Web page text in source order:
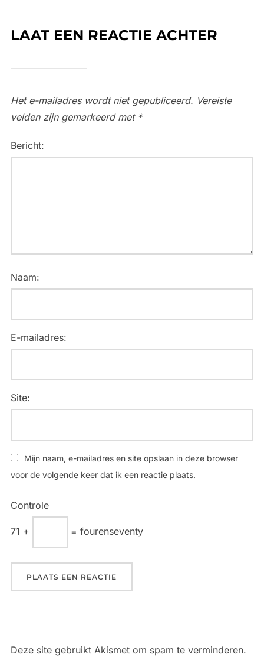
LAAT EEN REACTIE ACHTER
Het e-mailadres wordt niet gepubliceerd. Vereiste
velden zijn gemarkeerd met *
Bericht:
Naam:
E-mailadres:
Site:
Mijn naam, e-mailadres en site opslaan in deze browser
voor de volgende keer dat ik een reactie plaats.
Controle
71 + = fourenseventy
Deze site gebruikt Akismet om spam te verminderen.